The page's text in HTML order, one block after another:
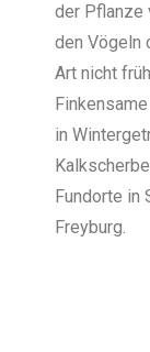
der Pflanze
den Vögeln
Art nicht
in
Fundorte in
Freyburg.